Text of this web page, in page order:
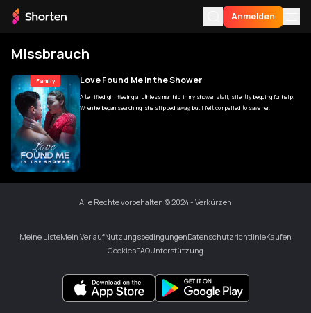
Anmelden
Mein Verlauf
Meine Liste
App herunterladen
Missbrauch
Family Love Found Me in the Shower
A terrified girl fleeing a ruthless man hid in my shower stall, silently begging for help.
When he began searching, she slipped away, but I felt compelled to save her.
Alle Rechte vorbehalten © 2024 - Verkürzen
Meine ListeMein VerlaufNutzungsbedingungenDatenschutzrichtlinieKaufen
CookiesFAQUnterstützung